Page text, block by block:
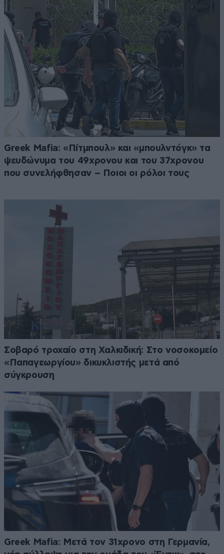
Greek Μafia: «Πίτμπουλ» και «μπουλντόγκ» τα
ψευδώνυμα του 49χρονου και του 37χρονου
που συνελήφθησαν – Ποιοι οι ρόλοι τους
Σοβαρό τροχαίο στη Χαλκιδική: Στο νοσοκομείο
«Παπαγεωργίου» δικυκλιστής μετά από
σύγκρουση
Greek Mafia: Μετά τον 31χρονο στη Γερμανία,